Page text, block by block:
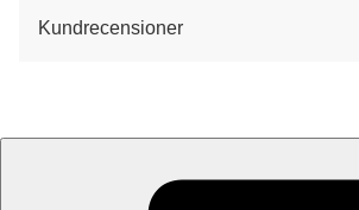
Kundrecensioner